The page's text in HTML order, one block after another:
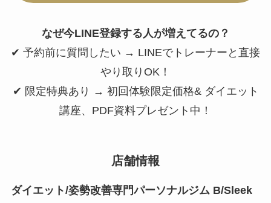
なぜ今LINE登録する人が増えてるの？
✔ 予約前に質問したい → LINEでトレーナーと直接
やり取りOK！
✔ 限定特典あり → 初回体験限定価格& ダイエット
講座、PDF資料プレゼント中！
店舗情報
ダイエット/姿勢改善専門パーソナルジム B/Sleek